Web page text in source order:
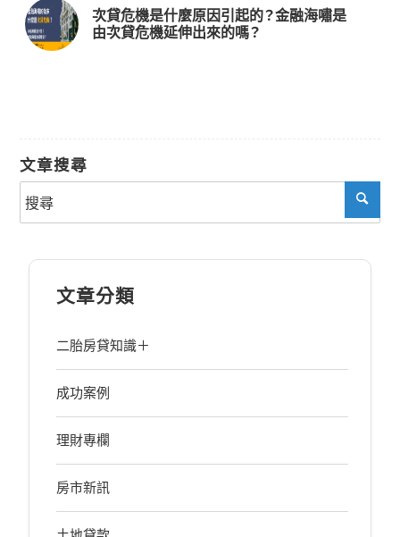
次貸危機是什麼原因引起的？金融海嘯是
由次貸危機延伸出來的嗎？
文章搜尋
文章分類
二胎房貸知識＋
成功案例
理財專欄
房市新訊